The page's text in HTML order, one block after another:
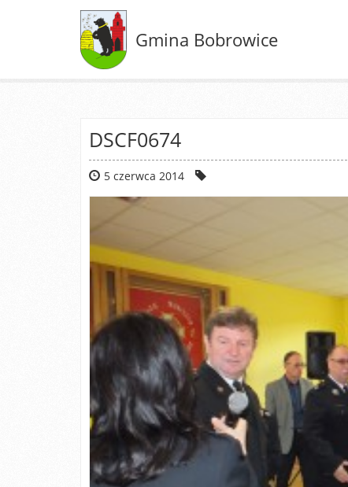
Gmina Bobrowice
DSCF0674
5 czerwca 2014